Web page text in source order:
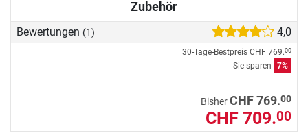
Zubehör
Bewertungen (1) 4,0
30-Tage-Bestpreis CHF 769.00
Sie sparen 7%
BisherCHF 769.00
CHF 709.00